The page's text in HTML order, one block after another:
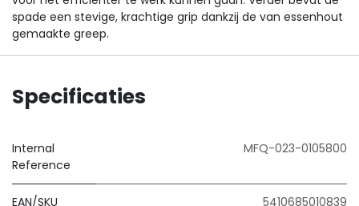
spade een stevige, krachtige grip dankzij de van essenhout
gemaakte greep.
Specificaties
Internal
Reference
MFQ-023-0105800
EAN/SKU 5410685010839